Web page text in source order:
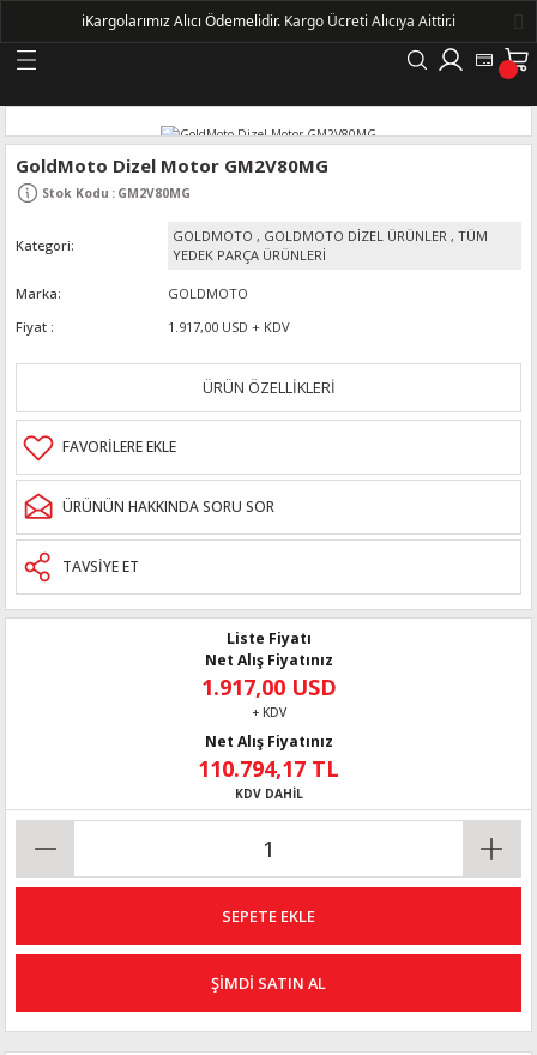
Geri Dön
KASNAKLI ALTERNATÖRLER - 1500
GoldMoto Dizel Motor GM2V80MG
Stok Kodu : GM2V80MG
Kategori
GOLDMOTO , GOLDMOTO DİZEL ÜRÜNLER , TÜM
YEDEK PARÇA ÜRÜNLERİ
Marka
GOLDMOTO
Fiyat
1.917,00 USD + KDV
ÜRÜN ÖZELLİKLERİ
ÜRÜNÜN HAKKINDA SORU SOR
TAVSİYE ET
Liste Fiyatı
Net Alış Fiyatınız
1.917,00 USD
+ KDV
Net Alış Fiyatınız
110.794,17 TL
KDV DAHİL
SEPETE EKLE
ŞİMDİ SATIN AL
ℹ️Kargolarımız Alıcı Ödemelidir. Kargo Ücreti Alıcıya Aittir.ℹ️